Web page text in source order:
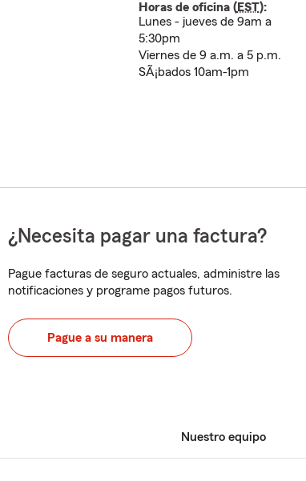
Horas de oficina (EST):
Lunes - jueves de 9am a
5:30pm
Viernes de 9 a.m. a 5 p.m.
SÃ¡bados 10am-1pm
¿Necesita pagar una factura?
Pague facturas de seguro actuales, administre las
notificaciones y programe pagos futuros.
Pague a su manera
Nuestro equipo